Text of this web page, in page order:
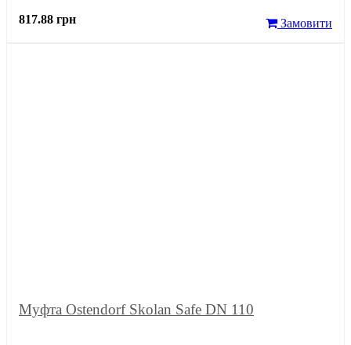
817.88 грн Замовити
Муфта Ostendorf Skolan Safe DN 110